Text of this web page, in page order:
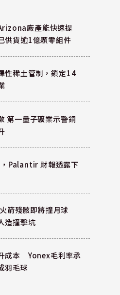
廠產能快速提
貨逾1億顆零組件
性稀土管制，鎖定14
第一量子礦業示警銅
Palantir 財報透露下
箭殘骸即將撞月球
造撞擊坑
成本 Yonex毛利率承
羽毛球